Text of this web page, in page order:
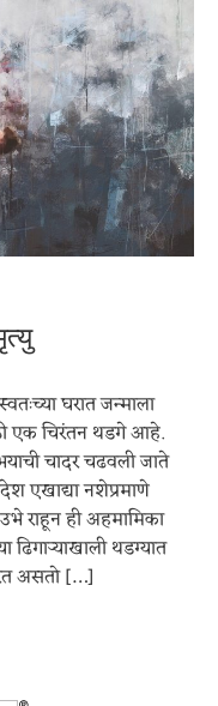
घरात जन्माला
एक चिरंतन थडगे आहे.
चादर चढवली जाते
एखाद्या नशेप्रमाणे
राहून ही अहमामिका
थडग्यात
असतो […]